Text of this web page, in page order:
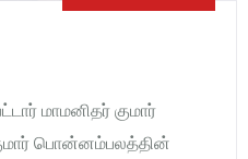
மாமனிதர் குமார்
பொன்னம்பலத்தின்